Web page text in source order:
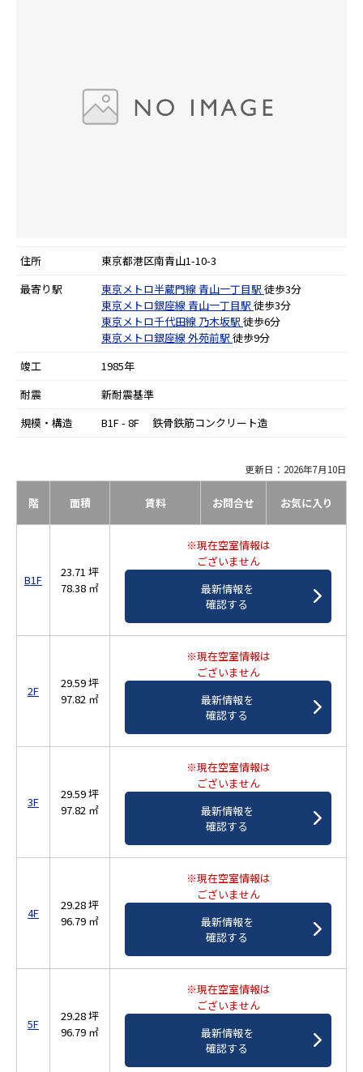
住所
東京都港区南青山1-10-3
最寄り駅
東京メトロ半蔵門線青山一丁目駅 徒歩3分
東京メトロ銀座線青山一丁目駅 徒歩3分
東京メトロ千代田線 乃木坂駅 徒歩6分
東京メトロ銀座線外苑前駅 徒歩9分
竣工
1985年
耐震
新耐震基準
規模・構造
B1F - 8F 鉄骨鉄筋コンクリート造
更新日：2026年7月10日
階 面積 賃料 お問合せ お気に入り
B1F
23.71 坪
78.38 ㎡
※現在空室情報は
ございません
最新情報を
確認する
2F
29.59 坪
97.82 ㎡
※現在空室情報は
ございません
最新情報を
確認する
3F
29.59 坪
97.82 ㎡
※現在空室情報は
ございません
最新情報を
確認する
4F
29.28 坪
96.79 ㎡
※現在空室情報は
ございません
最新情報を
確認する
5F
29.28 坪
96.79 ㎡
※現在空室情報は
ございません
最新情報を
確認する